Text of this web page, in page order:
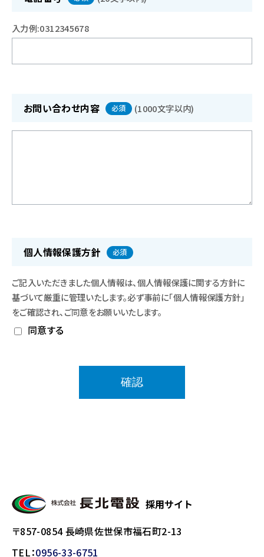
入力例:0312345678
お問い合わせ内容 必須 (1000文字以内)
個人情報保護方針 必須
ご記入いただきました個人情報は、個人情報保護に関する方針に
基づいて厳重に管理いたします。必ず事前に「個人情報保護方針」
をご確認され、ご同意をお願いいたします。
同意する
〒857-0854 長崎県佐世保市福石町2-13
TEL：0956-33-6751